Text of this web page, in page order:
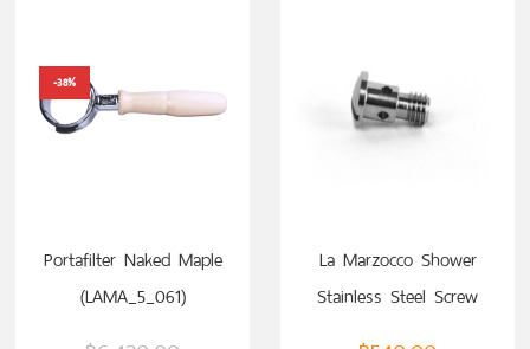
-38%
Portafilter Naked Maple
(LAMA_5_061)
La Marzocco Shower
Stainless Steel Screw